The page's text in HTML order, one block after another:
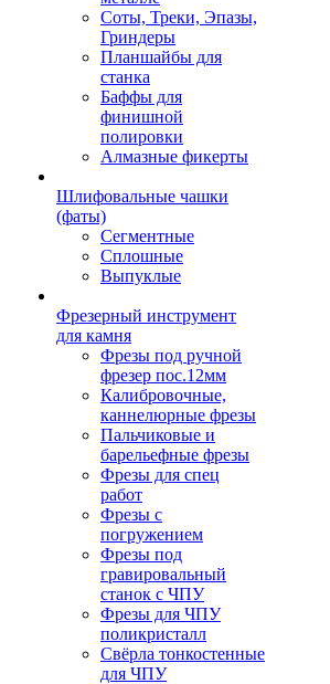
Соты, Треки, Эпазы,
Гриндеры
Планшайбы для
станка
Баффы для
финишной
полировки
Алмазные фикерты
Шлифовальные чашки
(фаты)
Сегментные
Сплошные
Выпуклые
Фрезерный инструмент
для камня
Фрезы под ручной
фрезер пос.12мм
Калибровочные,
каннелюрные фрезы
Пальчиковые и
барельефные фрезы
Фрезы для спец
работ
Фрезы с
погружением
Фрезы под
гравировальный
станок с ЧПУ
Фрезы для ЧПУ
поликристалл
Свёрла тонкостенные
для ЧПУ